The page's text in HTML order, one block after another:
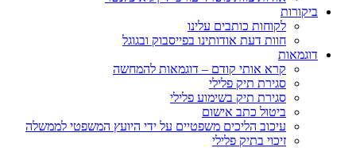
ביקורות
לקוחות כותבים עלינו
חוות דעת אודותינו בפייסבוק ובגוגל
דוגמאות
קרא אותי קודם – דוגמאות להמחשה
סגירת תיק פלילי
סגירת תיק בשימוע פלילי
ביטול כתב אישום
עיכוב הליכים משפטיים על ידי היועץ המשפטי לממשלה
זיכוי בתיק פלילי